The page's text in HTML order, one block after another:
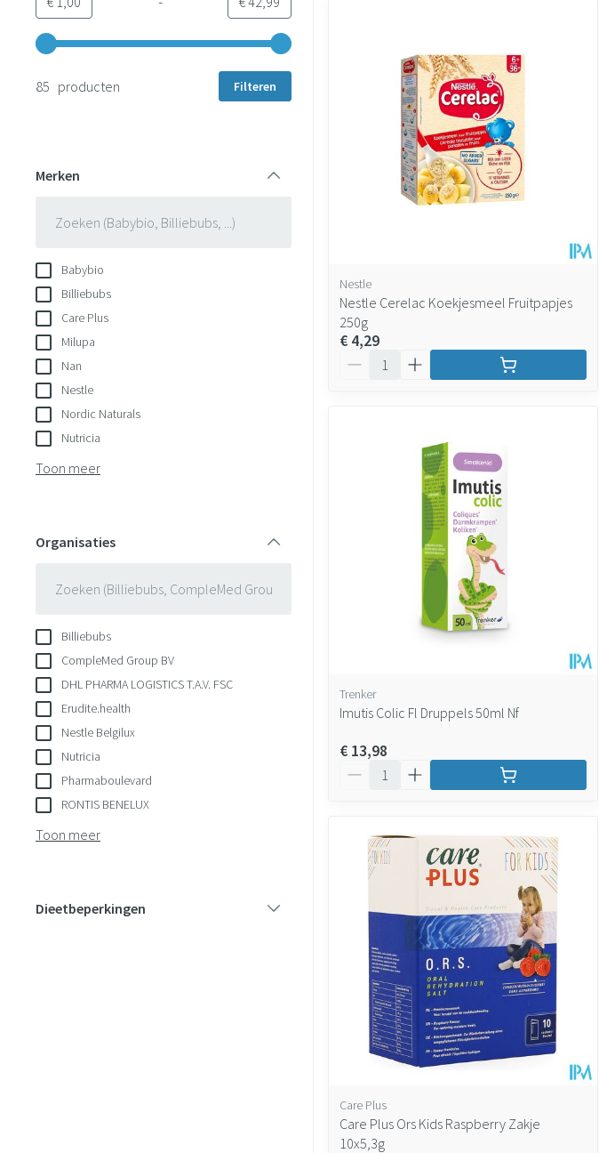
Gebruik de pijltjestoetsen links en rechts om de minimale en maximale prijswaarden aan te passen.
85 producten Filteren
Merken
Babybio
Billiebubs
Care Plus
Milupa
Nan
Nestle
Nordic Naturals
Nutricia
Toon meer
Organisaties
Billiebubs
CompleMed Group BV
DHL PHARMA LOGISTICS T.A.V. FSC
Erudite.health
Nestle Belgilux
Nutricia
Pharmaboulevard
RONTIS BENELUX
Toon meer
Dieetbeperkingen
Nestle
Nestle Cerelac Koekjesmeel Fruitpapjes
250g
€ 4,29
Trenker
Imutis Colic Fl Druppels 50ml Nf
€ 13,98
Care Plus
Care Plus Ors Kids Raspberry Zakje
10x5,3g